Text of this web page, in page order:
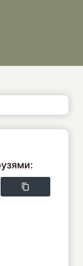
у LinkedIn